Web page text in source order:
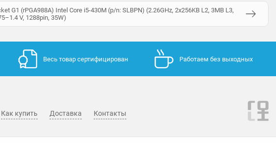
G1 (rPGA988A) Intel Core i5-430M (p/n: SLBPN) (2.26GHz, 2x256KB L2, 3MB L3,
V, 1288pin, 35W)
Весь товар сертифицирован Работаем без выходных
Как купить Доставка Контакты